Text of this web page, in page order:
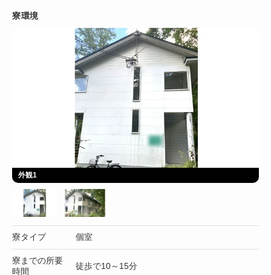
寮環境
外観1
寮タイプ 個室
寮までの所要
時間
徒歩で10～15分